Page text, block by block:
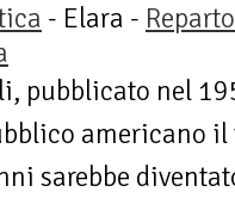
- Elara - Reparto
pubblicato nel
americano
sarebbe